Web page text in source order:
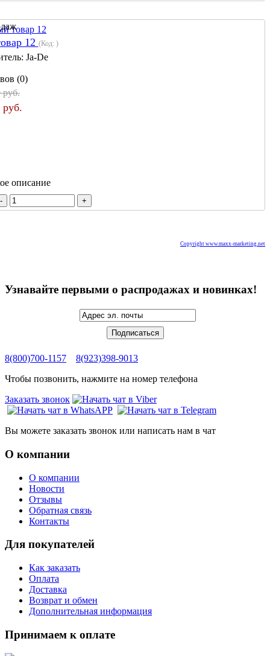
12 (Код: )
Ja-De
(0)
руб.
руб.
описание
Copyright www.maxx-marketing.net
Узнавайте первыми о распродажах и новинках!
8(800)700-1157
8(923)398-9013
Чтобы позвонить, нажмите на номер телефона
Заказать звонок
Вы можете заказать звонок или написать нам в чат
О компании
О компании
Новости
Отзывы
Обратная связь
Контакты
Для покупателей
Как заказать
Оплата
Доставка
Возврат и обмен
Дополнительная информация
Принимаем к оплате